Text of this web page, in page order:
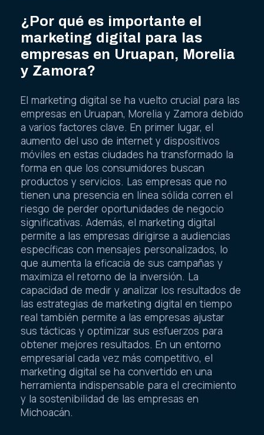
¿Por qué es importante el
marketing digital para las
empresas en Uruapan, Morelia
y Zamora?
El marketing digital se ha vuelto crucial para las
empresas en Uruapan, Morelia y Zamora debido
a varios factores clave. En primer lugar, el
aumento del uso de internet y dispositivos
móviles en estas ciudades ha transformado la
forma en que los consumidores buscan
productos y servicios. Las empresas que no
tienen una presencia en línea sólida corren el
riesgo de perder oportunidades de negocio
significativas. Además, el marketing digital
permite a las empresas dirigirse a audiencias
específicas con mensajes personalizados, lo
que aumenta la eficacia de sus campañas y
maximiza el retorno de la inversión. La
capacidad de medir y analizar los resultados de
las estrategias de marketing digital en tiempo
real también permite a las empresas ajustar
sus tácticas y optimizar sus esfuerzos para
obtener mejores resultados. En un entorno
empresarial cada vez más competitivo, el
marketing digital se ha convertido en una
herramienta indispensable para el crecimiento
y la sostenibilidad de las empresas en
Michoacán.